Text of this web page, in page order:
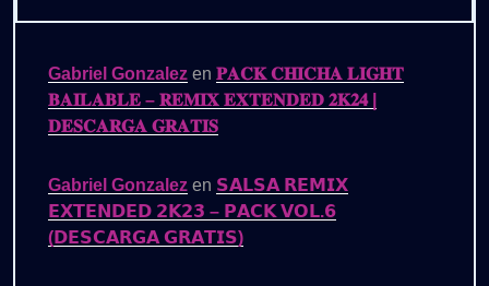
Gabriel Gonzalez en 𝐏𝐀𝐂𝐊 𝐂𝐇𝐈𝐂𝐇𝐀 𝐋𝐈𝐆𝐇𝐓
𝐁𝐀𝐈𝐋𝐀𝐁𝐋𝐄 – 𝐑𝐄𝐌𝐈𝐗 𝐄𝐗𝐓𝐄𝐍𝐃𝐄𝐃 𝟐𝐊𝟐𝟒 |
𝐃𝐄𝐒𝐂𝐀𝐑𝐆𝐀 𝐆𝐑𝐀𝐓𝐈𝐒
Gabriel Gonzalez en 𝗦𝗔𝗟𝗦𝗔 𝗥𝗘𝗠𝗜𝗫
𝗘𝗫𝗧𝗘𝗡𝗗𝗘𝗗 𝟮𝗞𝟮𝟯 – 𝗣𝗔𝗖𝗞 𝗩𝗢𝗟.𝟲
(𝗗𝗘𝗦𝗖𝗔𝗥𝗚𝗔 𝗚𝗥𝗔𝗧𝗜𝗦)